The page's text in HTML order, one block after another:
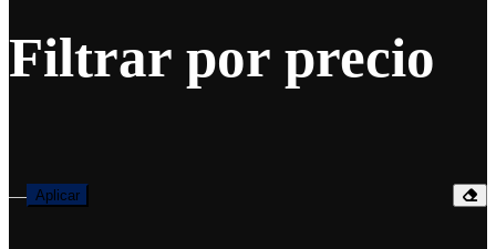
Filtrar por precio
— Aplicar